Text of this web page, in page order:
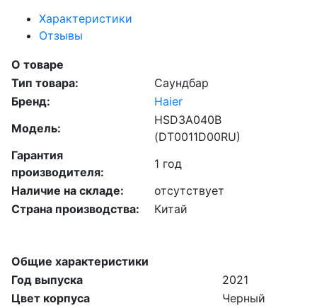
Характеристики
Отзывы
Общие характеристики
Год выпуска
2021
Цвет корпуса
Черный
О товаре
Тип товара:
Саундбар
Бренд:
Haier
Модель:
HSD3A040B
(DT0011D00RU)
Гарантия
производителя:
1 год
Наличие на складе:
отсутствует
Страна производства:
Китай